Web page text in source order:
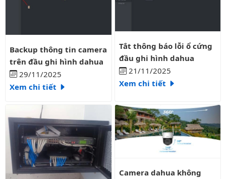
Backup thông tin camera trên đầu ghi hình dahua
Backup thông tin camera
trên đầu ghi hình dahua
29/11/2025
Xem chi tiết
Tắt thông báo lỗi ổ cứng đầu
Tắt thông báo lỗi ổ cứng
đầu ghi hình dahua
21/11/2025
Xem chi tiết
Camera dahua không xem
Camera dahua không